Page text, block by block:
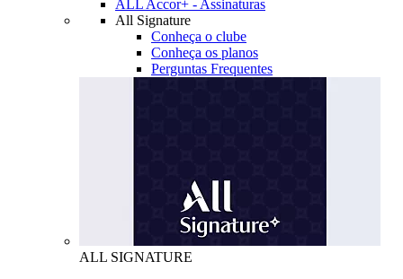
ALL Accor+ - Assinaturas
All Signature
Conheça o clube
Conheça os planos
Perguntas Frequentes
ALL SIGNATURE